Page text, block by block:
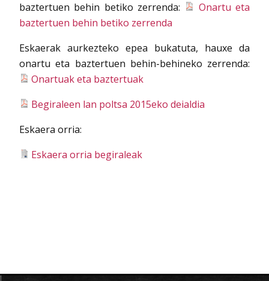
baztertuen behin betiko zerrenda:
Onartu eta
baztertuen behin betiko zerrenda
Eskaerak aurkezteko epea bukatuta, hauxe da
onartu eta baztertuen behin-behineko zerrenda:
Onartuak eta baztertuak
Begiraleen lan poltsa 2015eko deialdia
Eskaera orria:
Eskaera orria begiraleak